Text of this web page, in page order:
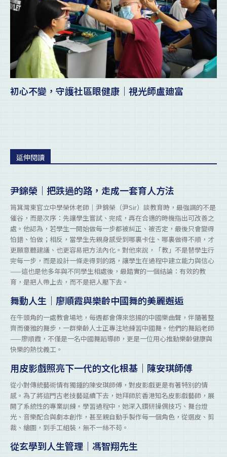
初心不變，守護社區眼健康｜視光師盧廸富
延伸閱讀
尹錦榮｜把跌過的路，走成一套育人方法
筲箕灣東官立中學榮休老師｜尹錦榮（尹Sir）談教育時，最強調的不是
催谷，而是次序：先讓學生嘗試、完成，再在合適的時機指出可改善之
處。他認為，若學生一開始做每一步都被糾正、被否定，最後只會變得
怕錯、怕做；相反，當學生先親身感受到哪裏卡住、哪裏做得不順，才
更願意聽建議、也更容易把方法內化。對他來說，「教」不是替學生行
完每一步，而是設計一條走得到的路，讓學生在過程中建立能力與信心
——這也是他多年與不同學生相處後，最踏實的一個結論：有效的教
育，是把人帶上去，而不是把人壓下去。
舞動人生｜廖順霞與樂齡中國舞的美麗邂逅
在牛頭角的一處教會場地，每週都會傳來悠揚的中國樂曲聲，伴隨著整
齊而優雅的舞步，一群樂齡人士正專注地練習中國舞。他們的舞蹈老師
——廖順霞，不僅是一名中國舞蹈導師，更是一位用心推動樂齡健康與
快樂的熱忱義工。
用皮影戲照亮下一代的文化根基｜陳安琪師傅
從小對傳統藝術情有獨鍾的陳安琪師傅，對皮影戲更是有著特別的情
感。為了將這門古老技藝延續下去，她拜師於香港知名皮影戲藝師，展
開了系統性的專業訓練。學習過程中，她深入鑽研操偶技巧、舞台燈
光、音樂配合與劇本創作，甚至親自動手製作每一個角色，從選皮、剪
裁、繪圖，到手工組裝，無不一絲不苟。
從玄學到人生管理｜馮智翔先生